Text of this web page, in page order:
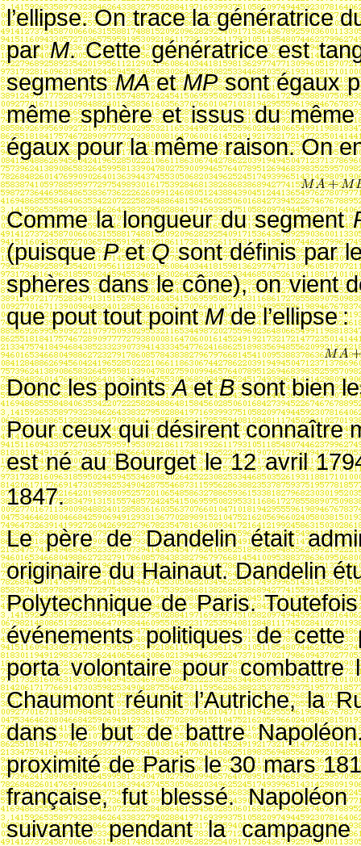
l’ellipse. On trace la génératrice
parM. Cette génératrice est
segmentsMAetMPsont égaux
même sphère et issus du
égaux pour la même raison. On
Comme la longueur du segment
(puisquePetQsont définis par
sphères dans le cône), on vient
que pout tout pointMde l’ellipse:
Donc les pointsAetBsont bien
Pour ceux qui désirent connaître
est né au Bourget le 12 avril
1847.
Le père de Dandelin était
originaire du Hainaut. Dandelin
Polytechnique de Paris.
événements politiques de
porta volontaire pour
Chaumont réunit l’Autriche, la
dans le but de battre
proximité de Paris le 30 mars
française, fut blessé.
suivante pendant la